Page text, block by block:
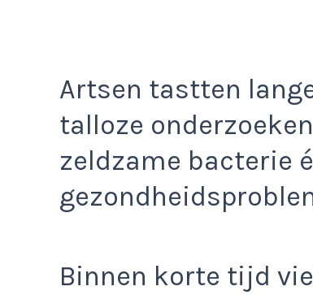
Artsen tastten
talloze
zeldzame bacterie
Binnen korte tijd